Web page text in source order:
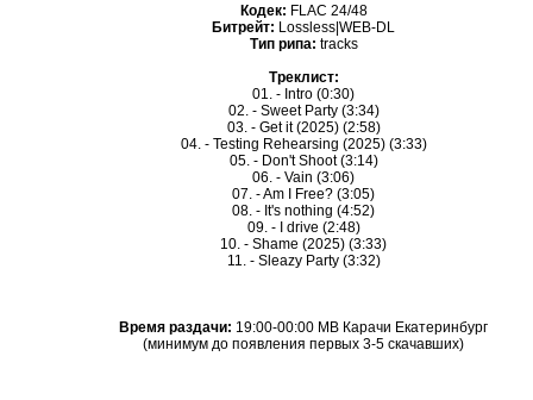
Кодек: FLAC 24/48
Битрейт: Lossless|WEB-DL
Тип рипа: tracks
Треклист:
01. - Intro (0:30)
02. - Sweet Party (3:34)
03. - Get it (2025) (2:58)
04. - Testing Rehearsing (2025) (3:33)
05. - Don't Shoot (3:14)
06. - Vain (3:06)
07. - Am I Free? (3:05)
08. - It's nothing (4:52)
09. - I drive (2:48)
10. - Shame (2025) (3:33)
11. - Sleazy Party (3:32)
Время раздачи: 19:00-00:00 МВ Карачи Екатеринбург
(минимум до появления первых 3-5 скачавших)